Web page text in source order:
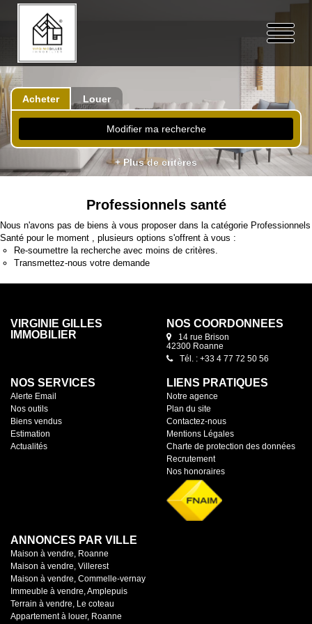
Acheter Louer
Modifier ma recherche
+ Plus de critères
Professionnels santé
Nous n'avons pas de biens à vous proposer dans la catégorie Professionnels
Santé pour le moment , plusieurs options s'offrent à vous :
Re-soumettre la recherche avec moins de critères.
Transmettez-nous votre demande
VIRGINIE GILLES
IMMOBILIER
NOS COORDONNÉES
14 rue Brison
42300 Roanne
Tél. : +33 4 77 72 50 56
NOS SERVICES
Alerte Email
Nos outils
Biens vendus
Estimation
Actualités
LIENS PRATIQUES
Notre agence
Plan du site
Contactez-nous
Mentions Légales
Charte de protection des données
Recrutement
Nos honoraires
ANNONCES PAR VILLE
Maison à vendre, Roanne
Maison à vendre, Villerest
Maison à vendre, Commelle-vernay
Immeuble à vendre, Amplepuis
Terrain à vendre, Le coteau
Appartement à louer, Roanne